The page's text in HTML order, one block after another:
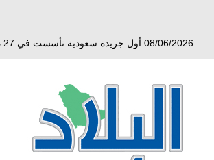
08/06/2026 أول جريدة سعودية تأسست في 27 ذو القعدة سنة 1350 هجري الموافق 3 أبريل 1932 ميلادي